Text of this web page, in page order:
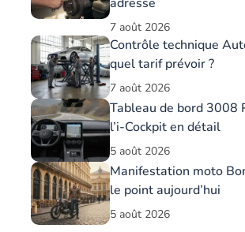
7 août 2026
Contrôle technique
quel tarif prévoir ?
7 août 2026
Tableau de bord 3008
l’i-Cockpit en détail
5 août 2026
Manifestation moto
le point aujourd’hui
5 août 2026